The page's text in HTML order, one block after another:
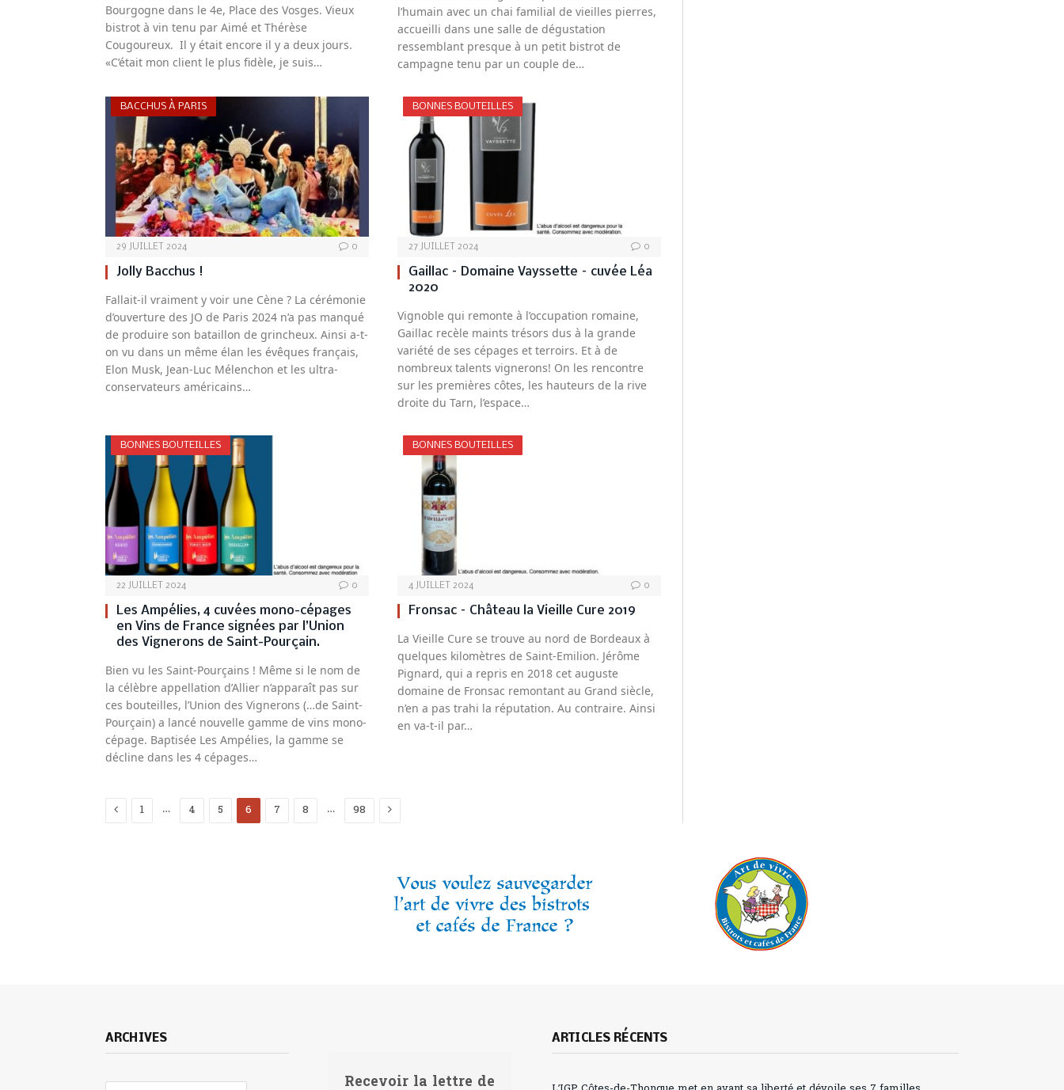
Bourgogne dans le 4e, Place des Vosges. Vieux
bistrot à vin tenu par Aimé et Thérèse
Cougoureux. Il y était encore il y a deux jours.
«C’était mon client le plus fidèle, je suis…
l’humain avec un chai familial de vieilles pierres,
accueilli dans une salle de dégustation
ressemblant presque à un petit bistrot de
campagne tenu par un couple de…
BACCHUS À PARIS
29 JUILLET 2024 0
Jolly Bacchus !
Fallait-il vraiment y voir une Cène ? La cérémonie
d’ouverture des JO de Paris 2024 n’a pas manqué
de produire son bataillon de grincheux. Ainsi a-t-
on vu dans un même élan les évêques français,
Elon Musk, Jean-Luc Mélenchon et les ultra-
conservateurs américains…
BONNES BOUTEILLES
27 JUILLET 2024 0
Gaillac – Domaine Vayssette – cuvée Léa
2020
Vignoble qui remonte à l’occupation romaine,
Gaillac recèle maints trésors dus à la grande
variété de ses cépages et terroirs. Et à de
nombreux talents vignerons! On les rencontre
sur les premières côtes, les hauteurs de la rive
droite du Tarn, l’espace…
BONNES BOUTEILLES
22 JUILLET 2024 0
Les Ampélies, 4 cuvées mono-cépages
en Vins de France signées par l’Union
des Vignerons de Saint-Pourçain.
Bien vu les Saint-Pourçains ! Même si le nom de
la célèbre appellation d’Allier n’apparaît pas sur
ces bouteilles, l’Union des Vignerons (…de Saint-
Pourçain) a lancé nouvelle gamme de vins mono-
cépage. Baptisée Les Ampélies, la gamme se
décline dans les 4 cépages…
BONNES BOUTEILLES
4 JUILLET 2024 0
Fronsac – Château la Vieille Cure 2019
La Vieille Cure se trouve au nord de Bordeaux à
quelques kilomètres de Saint-Emilion. Jérôme
Pignard, qui a repris en 2018 cet auguste
domaine de Fronsac remontant au Grand siècle,
n’en a pas trahi la réputation. Au contraire. Ainsi
en va-t-il par…
Previous
1 … 4 5 6 7 8 … 98 Next
ARCHIVES
Recevoir la lettre de
ARTICLES RÉCENTS